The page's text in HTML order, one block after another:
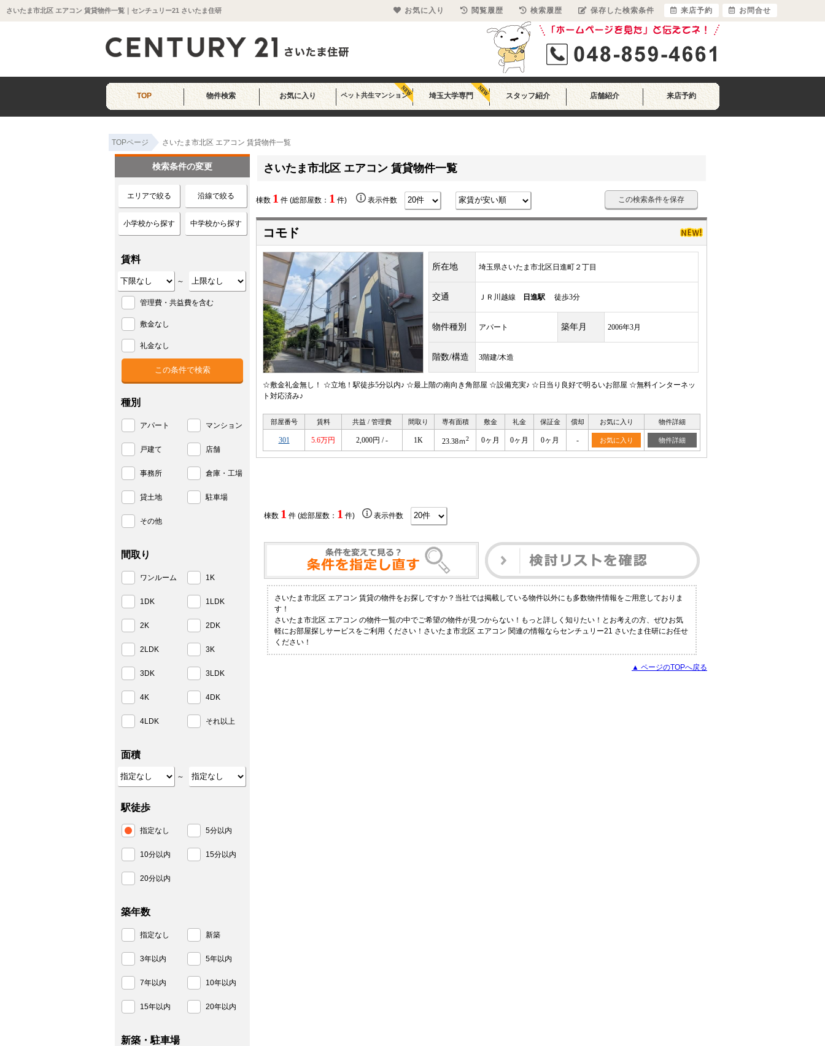
さいたま市北区 エアコン 賃貸物件一覧｜センチュリー21 さいたま住研
TOP 物件検索 お気に入り ペット共生マンション 埼玉大学専門 スタッフ紹介 店舗紹介 来店予約
TOPページ さいたま市北区 エアコン 賃貸物件一覧
さいたま市北区 エアコン 賃貸物件一覧
棟数 1 件 (総部屋数： 1 件) 表示件数 この検索条件を保存
コモド
所在地 埼玉県さいたま市北区日進町２丁目
交通 ＪＲ川越線 日進駅 徒歩3分
物件種別 アパート 築年月 2006年3月
階数/構造 3階建/木造
☆敷金礼金無し！ ☆立地！駅徒歩5分以内♪ ☆最上階の南向き角部屋 ☆設備充実♪ ☆日当り良好で明るいお部屋 ☆無料インターネッ
ト対応済み♪
部屋番号 賃料 共益 / 管理費 間取り 専有面積 敷金 礼金 保証金 償却 お気に入り 物件詳細
301 5.6万円 2,000円 / - 1K 23.38ｍ2 0ヶ月 0ヶ月 0ヶ月 - お気に入り 物件詳細
棟数 1 件 (総部屋数： 1 件) 表示件数
さいたま市北区 エアコン 賃貸の物件をお探しですか？当社では掲載している物件以外にも多数物件情報をご用意しておりま
す！
さいたま市北区 エアコン の物件一覧の中でご希望の物件が見つからない！もっと詳しく知りたい！とお考えの方、ぜひお気
軽にお部屋探しサービスをご利用 ください！さいたま市北区 エアコン 関連の情報ならセンチュリー21 さいたま住研にお任せ
ください！
▲ ページのTOPへ戻る
検索条件の変更
エリアで絞る 沿線で絞る
小学校から探す 中学校から探す
賃料
～
管理費・共益費を含む
敷金なし
礼金なし
種別
アパート マンション
戸建て 店舗
事務所 倉庫・工場
貸土地 駐車場
その他
間取り
ワンルーム 1K
1DK 1LDK
2K 2DK
2LDK 3K
3DK 3LDK
4K 4DK
4LDK それ以上
面積
～
駅徒歩
指定なし 5分以内
10分以内 15分以内
20分以内
築年数
指定なし 新築
3年以内 5年以内
7年以内 10年以内
15年以内 20年以内
新築・駐車場
お気に入り 閲覧履歴 検索履歴 保存した検索条件 来店予約 お問合せ